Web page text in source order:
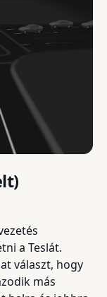
a Teslát.
választ, hogy
más